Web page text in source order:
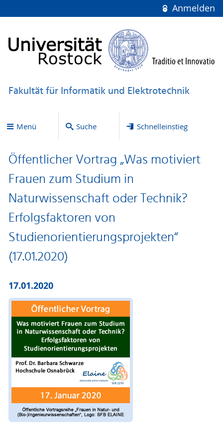
Anmelden
Fakultät für Informatik und Elektrotechnik
Menü Suche Schnelleinstieg
Öffentlicher Vortrag „Was motiviert
Frauen zum Studium in
Naturwissenschaft oder Technik?
Erfolgsfaktoren von
Studienorientierungsprojekten“
(17.01.2020)
17.01.2020